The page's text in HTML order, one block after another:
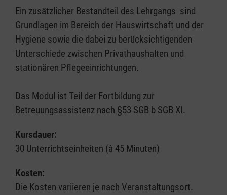
Ein zusätzlicher Bestandteil des Lehrgangs sind
Grundlagen im Bereich der Hauswirtschaft und der
Hygiene sowie die dabei zu berücksichtigenden
Unterschiede zwischen Privathaushalten und
stationären Pflegeeinrichtungen.
Das Modul ist Teil der Fortbildung zur
Betreuungsassistenz nach §53 SGB b SGB XI.
Kursdauer:
30 Unterrichtseinheiten (à 45 Minuten)
Kosten:
Die Kosten variieren je nach Veranstaltungsort.